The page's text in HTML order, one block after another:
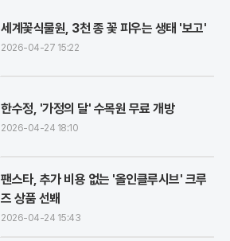
세계꽃식물원, 3천 종 꽃 피우는 생태 '보고'
2026-04-27 15:22
한수정, '가정의 달' 수목원 무료 개방
2026-04-24 18:10
팬스타, 추가 비용 없는 '올인클루시브' 크루
즈 상품 선봬
2026-04-24 15:43